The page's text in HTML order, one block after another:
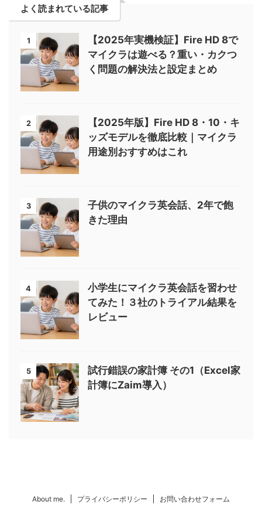
よく読まれている記事
1
【2025年実機検証】Fire HD 8で
マイクラは遊べる？重い・カクつ
く問題の解決法と設定まとめ
2
【2025年版】Fire HD 8・10・キ
ッズモデルを徹底比較｜マイクラ
用途別おすすめはこれ
3
子供のマイクラ英会話、2年で飽
きた理由
4
小学生にマイクラ英会話を習わせ
てみた！３社のトライアル結果を
レビュー
5
試行錯誤の家計簿 その1（Excel家
計簿にZaim導入）
About me. プライバシーポリシー お問い合わせフォーム